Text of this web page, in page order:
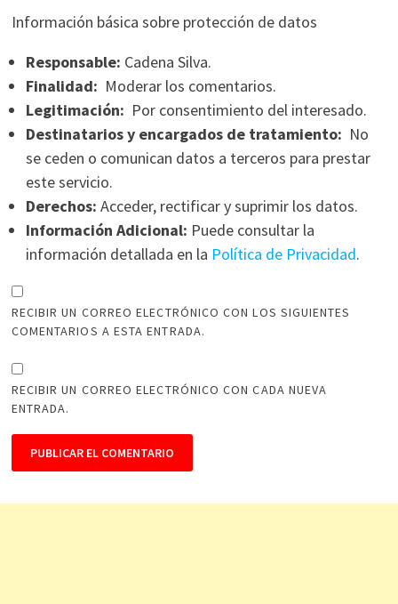
Información básica sobre protección de datos
Responsable: Cadena Silva.
Finalidad: Moderar los comentarios.
Legitimación: Por consentimiento del interesado.
Destinatarios y encargados de tratamiento: No
se ceden o comunican datos a terceros para prestar
este servicio.
Derechos: Acceder, rectificar y suprimir los datos.
Información Adicional: Puede consultar la
información detallada en la Política de Privacidad.
RECIBIR UN CORREO ELECTRÓNICO CON LOS SIGUIENTES
COMENTARIOS A ESTA ENTRADA.
RECIBIR UN CORREO ELECTRÓNICO CON CADA NUEVA
ENTRADA.